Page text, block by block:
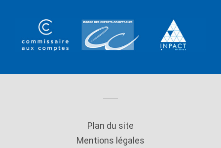
Plan du site
Mentions légales